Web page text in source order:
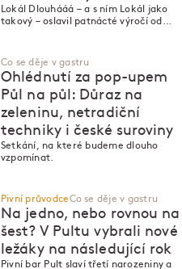
Lokál Dlouhááá – a s ním Lokál jako
takový – oslavil patnácté výročí od
Co se děje v gastru
Ohlédnutí za pop-upem
Půl na půl: Důraz na
zeleninu, netradiční
techniky i české suroviny
Setkání, na které budeme dlouho
vzpomínat.
Pivní průvodceCo se děje v gastru
Na jedno, nebo rovnou na
šest? V Pultu vybrali nové
ležáky na následující rok
Pivní bar Pult slaví třetí narozeniny a